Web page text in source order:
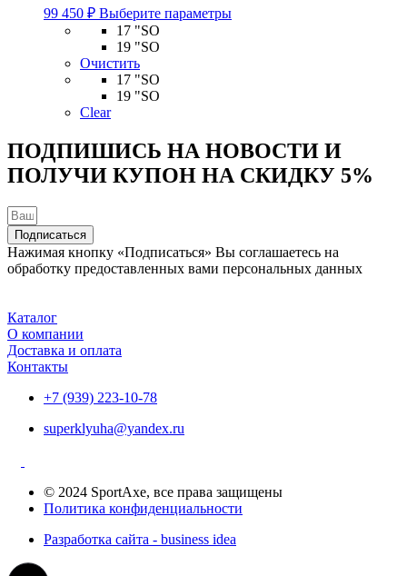
99 450 ₽ Выберите параметрыЭтот
на
странице
товара.
17 "SO
19 "SO
Очистить
17 "SO
19 "SO
Clear
ПОДПИШИСЬ НА НОВОСТИ И
ПОЛУЧИ КУПОН НА СКИДКУ 5%
Подписаться
Нажимая кнопку «Подписаться» Вы соглашаетесь на
обработку предоставленных вами персональных данных
Каталог
О компании
Доставка и оплата
Контакты
+7 (939) 223-10-78
superklyuha@yandex.ru
© 2024 SportAxe, все права защищены
Политика конфиденциальности
Разработка сайта - business idea